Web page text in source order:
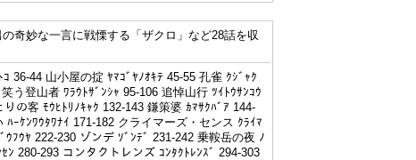
奇妙な一言に戦慄する「ザクロ」など28話を収
36-44 山小屋の掟 ﾔﾏｺﾞﾔﾉｵｷﾃ 45-55 孔雀 ｸｼﾞｬｸ
う登山者 ﾜﾗｳﾄｻﾞﾝｼｬ 95-106 追悼山行 ﾂｲﾄｳｻﾝｺｳ
の客 ﾓｳﾋﾄﾘﾉｷｬｸ 132-143 鎌策婆 ｶﾏｻｸﾊﾞｱ 144-
ｰｹﾝﾜｳﾀﾜﾅｲ 171-182 クライマーズ・センス ｸﾗｲﾏ
ﾌｳﾔ 222-230 ゾンデ ｿﾞﾝﾃﾞ 231-242 乗鞍岳の夜 ﾉ
ﾝ 280-293 コンタクトレンズ ｺﾝﾀｸﾄﾚﾝｽﾞ 294-303